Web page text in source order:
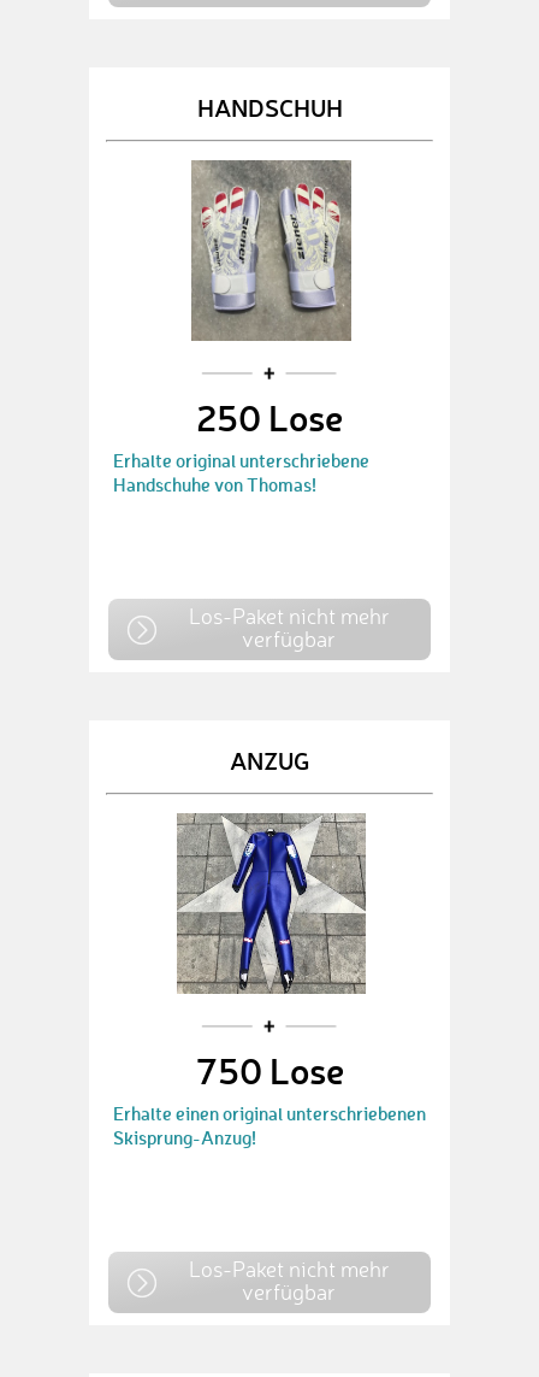
HANDSCHUH
250 Lose
Erhalte original unterschriebene
Handschuhe von Thomas!
Los-Paket nicht mehr
verfügbar
ANZUG
750 Lose
Erhalte einen original unterschriebenen
Skisprung-Anzug!
Los-Paket nicht mehr
verfügbar